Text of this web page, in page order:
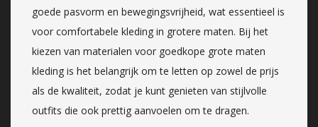
goede pasvorm en bewegingsvrijheid, wat essentieel is
voor comfortabele kleding in grotere maten. Bij het
kiezen van materialen voor goedkope grote maten
kleding is het belangrijk om te letten op zowel de prijs
als de kwaliteit, zodat je kunt genieten van stijlvolle
outfits die ook prettig aanvoelen om te dragen.